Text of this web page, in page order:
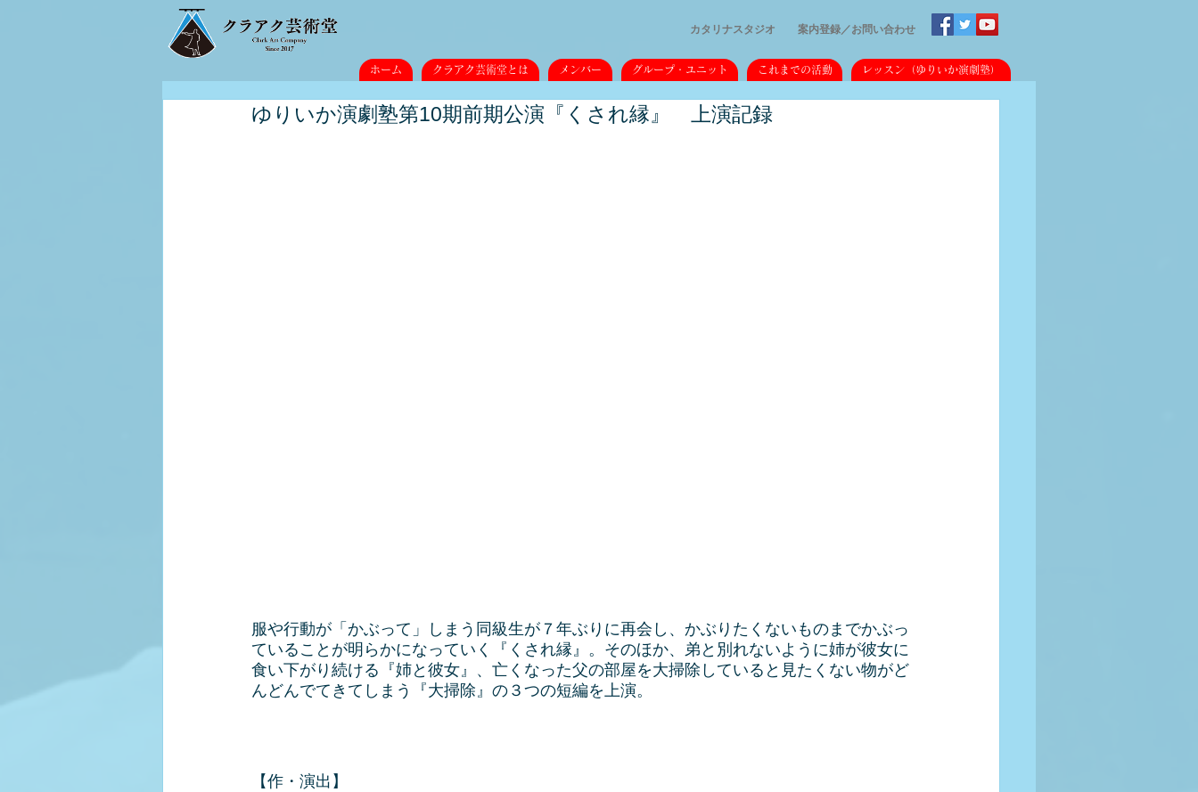
カタリナスタジオ 案内登録／​お問い合わせ
ホーム クラアク芸術堂とは メンバー グループ・ユニット これまでの活動 レッスン（ゆりいか演劇塾）
ゆりいか演劇塾第10期前期公演『くされ縁』 上演記録
服や行動が「かぶって」しまう同級生が７年ぶりに再会し、かぶりたくないものまでかぶっ
ていることが明らかになっていく『くされ縁』。そのほか、弟と別れないように姉が彼女に
食い下がり続ける『姉と彼女』、亡くなった父の部屋を大掃除していると見たくない物がど
んどんでてきてしまう『大掃除』の３つの短編を上演。
【作・演出】